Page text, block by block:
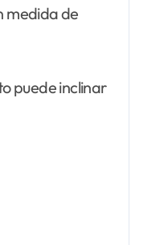
medida de
puede inclinar